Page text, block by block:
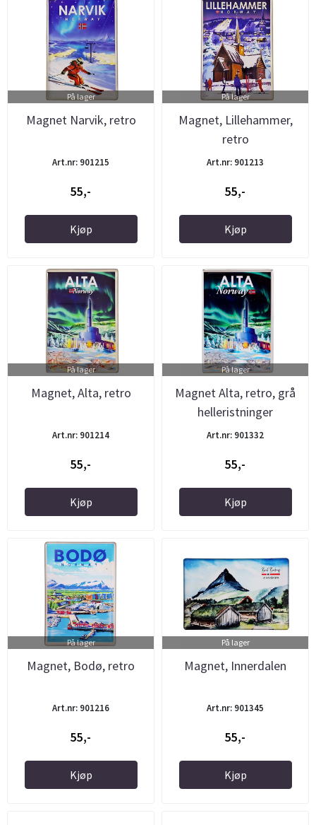
På lager
Magnet Narvik, retro
Art.nr: 901215
55,-
Kjøp
På lager
Magnet, Lillehammer,
retro
Art.nr: 901213
55,-
Kjøp
På lager
Magnet, Alta, retro
Art.nr: 901214
55,-
Kjøp
På lager
Magnet Alta, retro, grå
helleristninger
Art.nr: 901332
55,-
Kjøp
På lager
Magnet, Bodø, retro
Art.nr: 901216
55,-
Kjøp
På lager
Magnet, Innerdalen
Art.nr: 901345
55,-
Kjøp